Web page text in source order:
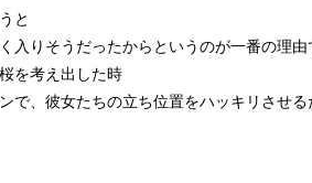
と
入りそうだったからというのが一番の理由
を考え出した時
で、彼女たちの立ち位置をハッキリさせる